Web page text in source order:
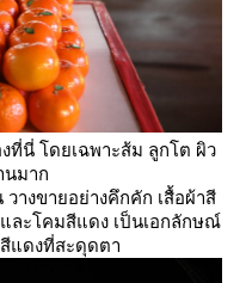
ที่นี่ โดยเฉพาะส้ม ลูกโต ผิว
นมาก
างขายอย่างคึกคัก เสื้อผ้าสี
ะโคมสีแดง เป็นเอกลักษณ์
สีแดงที่สะดุดตา